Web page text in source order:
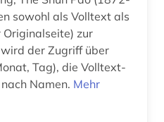
(1)
sowohl als Volltext als
Originalseite) zur
Tag), die Volltext-
Namen. Mehr